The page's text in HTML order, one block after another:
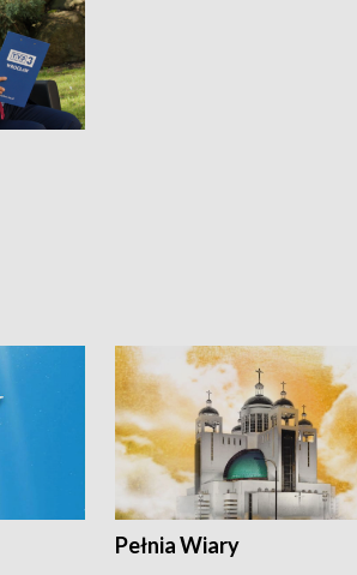
Pełnia Wiary